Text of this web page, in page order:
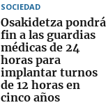
SOCIEDAD
Osakidetza pondrá
fin a las guardias
médicas de 24
horas para
implantar turnos
de 12 horas en
cinco años